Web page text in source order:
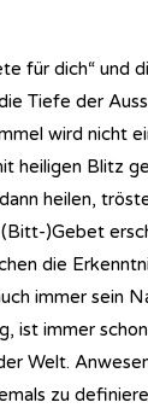
für dich“ und
Tiefe der
wird nicht
heiligen Blitz
heilen,
(Bitt-)Gebet
die
immer sein
ist immer
Welt.
zu